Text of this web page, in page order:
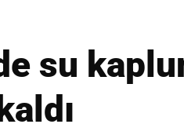
su